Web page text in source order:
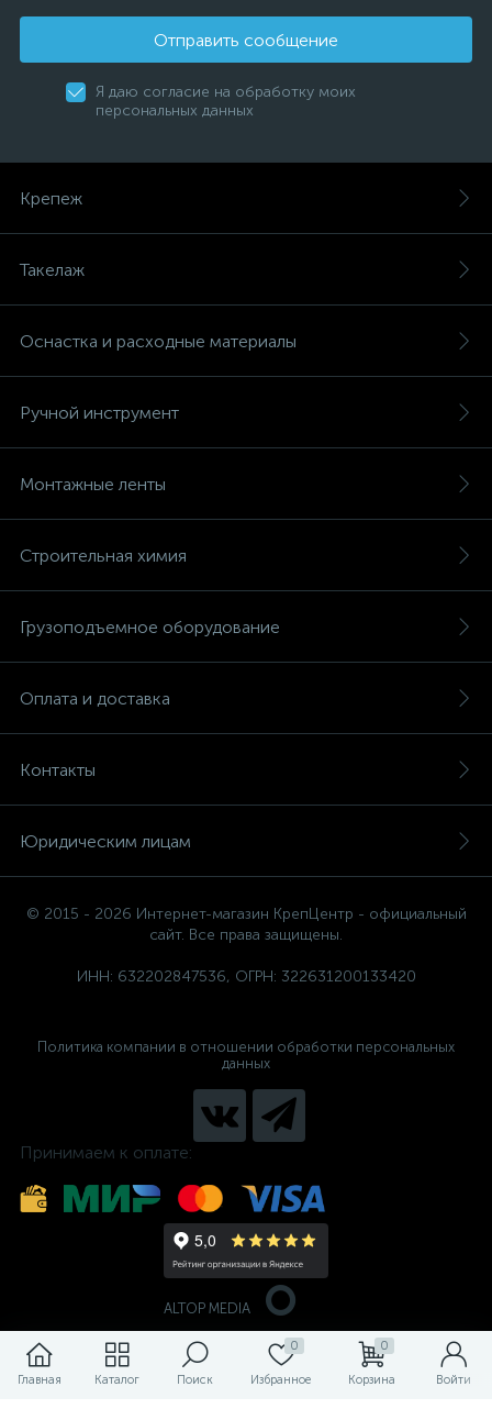
Главная Каталог Поиск
0
Избранное
0
Корзина Войти
Отправить сообщение
Я даю согласие на обработку моих
персональных данных
Крепеж
Такелаж
Оснастка и расходные материалы
Ручной инструмент
Монтажные ленты
Строительная химия
Грузоподъемное оборудование
Оплата и доставка
Контакты
Юридическим лицам
© 2015 - 2026 Интернет-магазин КрепЦентр - официальный
сайт. Все права защищены.
ИНН: 632202847536, ОГРН: 322631200133420
Политика компании в отношении обработки персональных
данных
Принимаем к оплате:
ALTOP MEDIA